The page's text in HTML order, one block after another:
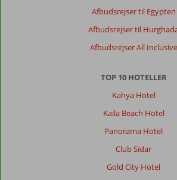
Afbudsrejser til Egypten
Afbudsrejser til
Afbudsrejser All Inclusive
TOP 10 HOTELLER
Kahya Hotel
Kaila Beach Hotel
Panorama Hotel
Club Sidar
Gold City Hotel